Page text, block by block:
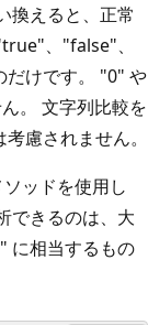
換えると、正常
、"false"、
だけです。 "0" や
。 文字列比較を
慮されません。
ソッドを使用し
できるのは、大
に相当するもの